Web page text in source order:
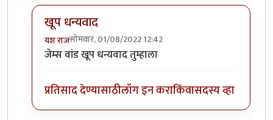
खूप धन्यवाद
यश राजसोमवार, 01/08/2022 12:42
In reply toजबरदस्तbyजेम्स वांड
जेम्स वांड खूप धन्यवाद तुम्हाला
प्रतिसाद देण्यासाठीलॉग इन कराकिंवासदस्य व्हा